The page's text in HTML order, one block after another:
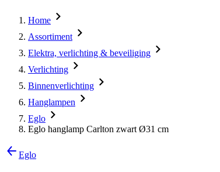
Home
Assortiment
Elektra, verlichting & beveiliging
Verlichting
Binnenverlichting
Hanglampen
Eglo
Eglo hanglamp Carlton zwart Ø31 cm
Eglo